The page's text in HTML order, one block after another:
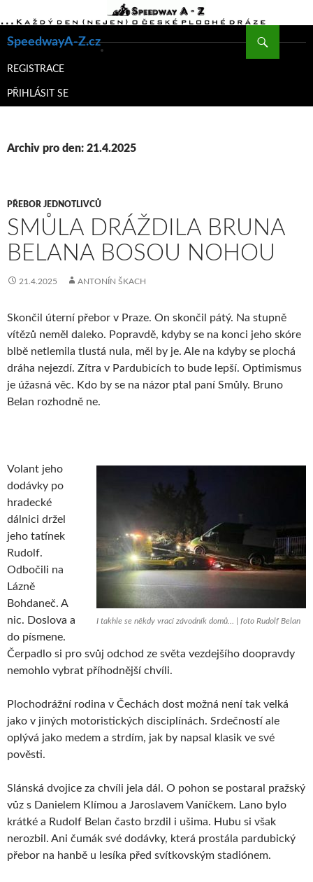
SpeedwayA-Z.cz
K
WEBU
REGISTRACE
PŘIHLÁSIT SE
Archiv pro den: 21.4.2025
PŘEBOR JEDNOTLIVCŮ
SMŮLA DRÁŽDILA BRUNA
BELANA BOSOU NOHOU
21.4.2025 ANTONÍN ŠKACH
Skončil úterní přebor v Praze. On skončil pátý. Na stupně
vítězů neměl daleko. Popravdě, kdyby se na konci jeho skóre
blbě netlemila tlustá nula, měl by je. Ale na kdyby se plochá
dráha nejezdí. Zítra v Pardubicích to bude lepší. Optimismus
je úžasná věc. Kdo by se na názor ptal paní Smůly. Bruno
Belan rozhodně ne.
I takhle se někdy vrací závodník domů… | foto Rudolf Belan
Volant jeho
dodávky po
hradecké
dálnici držel
jeho tatínek
Rudolf.
Odbočili na
Lázně
Bohdaneč. A
nic. Doslova a
do písmene.
Čerpadlo si pro svůj odchod ze světa vezdejšího doopravdy
nemohlo vybrat příhodnější chvíli.
Plochodrážní rodina v Čechách dost možná není tak velká
jako v jiných motoristických disciplínách. Srdečností ale
oplývá jako medem a strdím, jak by napsal klasik ve své
pověsti.
Slánská dvojice za chvíli jela dál. O pohon se postaral pražský
vůz s Danielem Klímou a Jaroslavem Vaníčkem. Lano bylo
krátké a Rudolf Belan často brzdil i ušima. Hubu si však
nerozbil. Ani čumák své dodávky, která prostála pardubický
přebor na hanbě u lesíka před svítkovským stadiónem.